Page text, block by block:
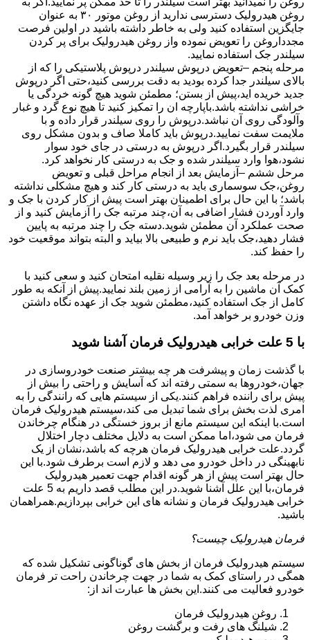
روغن هیدرولیک دسترسی ندارید از روغن موتور ۳۰ به عنوان
جایگزین استفاده کنید ولی به خاطر داشته باشید در اولین فرصت
مجدداروغن را تعویض نموده واز روغن هیدرولیک برای پر کردن
سیلندر جک استفاده نمایید.
مرحله پنجم –تعویض درپوش سیلندر درپوش پلاستیکی را که از
بالای سیلندر جدا کرده بودید به دقت بررسی کنید،حتی اگر درپوش
جدید خریده اید،پیش از بستن؛ مطمئن شوید هیچ گونه خردگی یا
خراشی نداشته باشد.باپارچه ان را تمکیز کنید تا هیچ نوع گرد و غبار
وآلودگی روی آن نباشد.درپوش را روی سیلندر قرار داده و با
ملایمت سفت نمایید.درپوش باید کاملا صاف و بدون مشکل روی
سیلندر قرار بگیرد.اگر درپوش به درستی در جای خود سوار
نشود،هوا وارد سیلندر شده و جک به درستی کار نخواهد کرد.
مرحل ششم –آزمایش بعد از انجام مراحل قبلی و تعویض
روغن،جک سوسماری باید به درستی کار کند و هیچ مشکلی نداشته
باشد؛ با این حال برای اطمینان بهتر است پیش از کار کردن با جک و
وارد آوردن فشار اضافی به آن،چند مرتبه جک را آزمایش کنید و از
صحت عملکرد آن مطمئن شوید.دسته جک را چند مرتبه به پایین
فشار دهید،جک باید نرم و طبیعی بالا بیاید و البته بتواند موقعیت خود
را حفظ کند.
در مرحله بعد جک را زیر وسیله نقلیه امتحان کنید و سعی کنید با
کمک آن ماشین را به آرامی از زمین بلند نمایید.پیش از آنکه به طور
کامل از جک استفاده کنید،مطمئن شوید جک از عهده نگاه داشتن
وزن خودرو بر خواهد آمد.
با 5 علت خرابی هیدرولیک فرمان آشنا شوید
با گذشت زمان و پیشرفت هر چه بیشتر صنعت خودروسازی در
جهان،خودروها به سمتی رفته اند که آسایش و راحتی را بیش از
پیش برای راننده فراهم کنند.یکی از سیستم هایی که رانندگی را به
امری لذت بخش برای شما تبدیل می کند،سیستم هیدرولیک فرمان
است.با اینکه این سیستم مانع از بروز خستگی در هنگام چرخاندن
فرمان می شود،اما ممکن است به دلایل مختلف دچار اختلال
گردد.علت خرابی هیدرولیک فرمان هرچه که باشد،نشان از یک
نابهینگی در داخل خودرو می دهد و لازم است برطرف شود.با این
حال بهتر است پیش از هر گونه اقدام جهت تعمیر هیدرولیک
فرمان،با این علل آشنا شوید.در این مطلب قصد داریم به 5 علت
خرابی هیدرولیک فرمان و نشانه های این خرابی بپردازیم.همراهمان
باشید.
فرمان هیدرولیک چیست؟
سیستم هیدرولیک فرمان از بخش های گوناگونی تشکیل شده که
همگی در راستای کمک به شما در جهت چرخاندن راحت تر فرمان
خودرو فعالیت می کنند.این بخش ها عبارت اند از:
روغن هیدرولیک فرمان
شیلنگ های رفت و برگشت روغن